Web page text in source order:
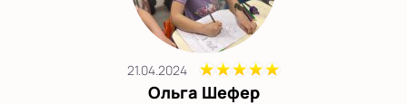
21.04.2024
Ольга Шефер